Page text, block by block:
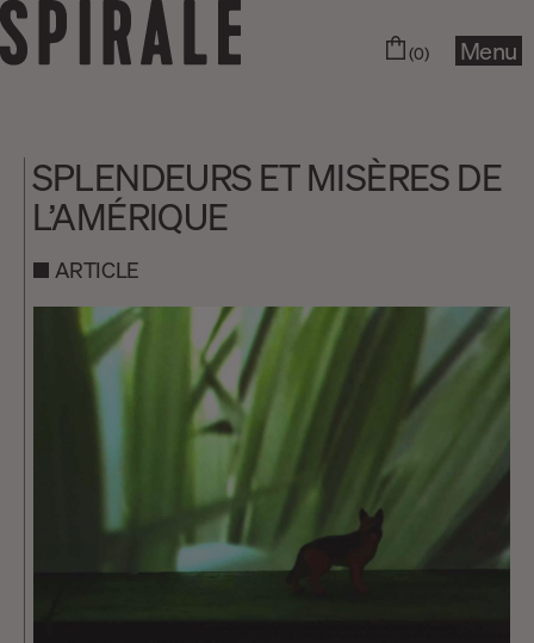
(0) Menu
SPLENDEURS ET MISÈRES DE
L’AMÉRIQUE
ARTICLE